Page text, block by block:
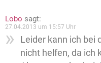
Lobo sagt:
27.04.2013 um 15:57 Uhr
Leider kann ich bei
nicht helfen, da ich